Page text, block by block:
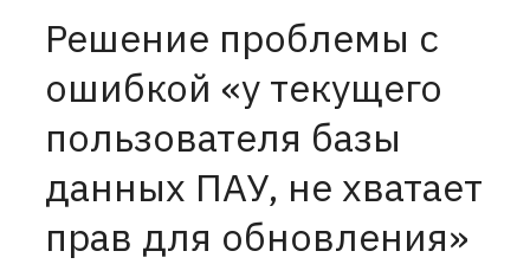
Решение проблемы с
ошибкой «у текущего
пользователя базы
данных ПАУ, не хватает
прав для обновления»